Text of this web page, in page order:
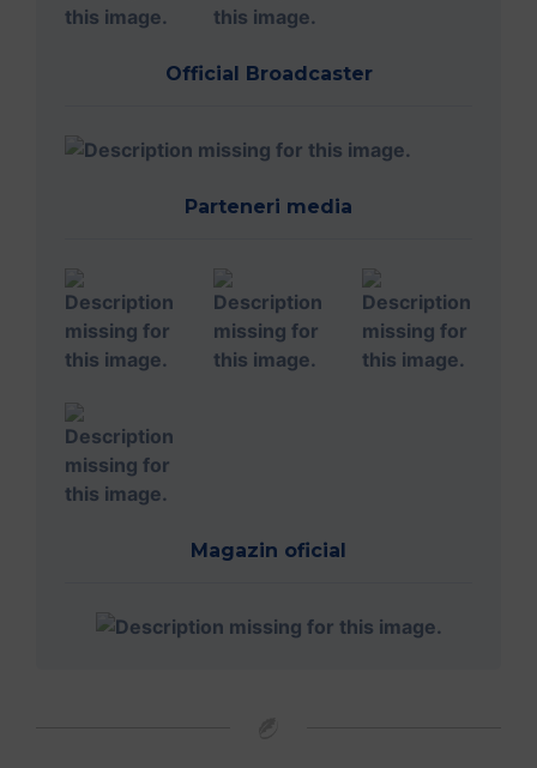
Official Broadcaster
Parteneri media
Magazin oficial